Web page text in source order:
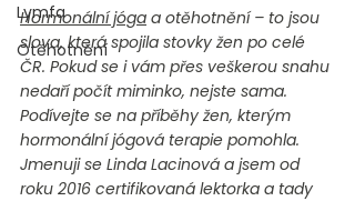
Lymfa
Otěhotnění
Hormonální jóga a otěhotnění – to jsou
slova, která spojila stovky žen po celé
ČR. Pokud se i vám přes veškerou snahu
nedaří počít miminko, nejste sama.
Podívejte se na příběhy žen, kterým
hormonální jógová terapie pomohla.
Jmenuji se Linda Lacinová a jsem od
roku 2016 certifikovaná lektorka a tady